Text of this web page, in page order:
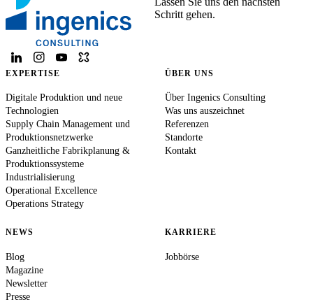
Schritt gehen.
EXPERTISE
Digitale Produktion und neue
Technologien
Supply Chain Management und
Produktionsnetzwerke
Ganzheitliche Fabrikplanung &
Produktionssysteme
Industrialisierung
Operational Excellence
Operations Strategy
ÜBER UNS
Über Ingenics Consulting
Was uns auszeichnet
Referenzen
Standorte
Kontakt
NEWS
Blog
Magazine
Newsletter
Presse
KARRIERE
Jobbörse